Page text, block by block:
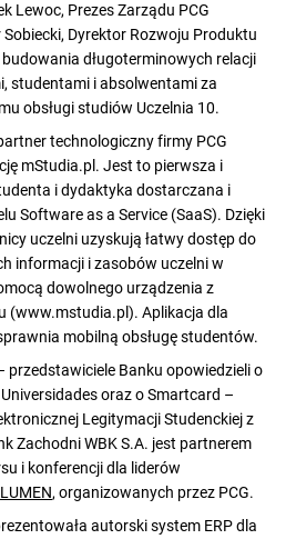
Lewoc, Prezes Zarządu PCG
Dyrektor Rozwoju Produktu
długoterminowych relacji
studentami i absolwentami za
obsługi studiów Uczelnia 10.
technologiczny firmy PCG
mStudia.pl. Jest to pierwsza i
i dydaktyka dostarczana i
Software as a Service (SaaS). Dzięki
uczelni uzyskują łatwy dostęp do
informacji i zasobów uczelni w
dowolnego urządzenia z
(www.mstudia.pl). Aplikacja dla
mobilną obsługę studentów.
przedstawiciele Banku opowiedzieli o
oraz o Smartcard –
Legitymacji Studenckiej z
Zachodni WBK S.A. jest partnerem
i konferencji dla liderów
LUMEN, organizowanych przez PCG.
autorski system ERP dla